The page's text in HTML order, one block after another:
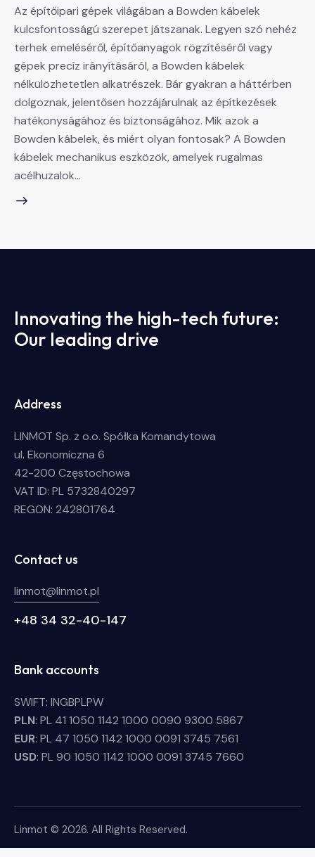
Az építőipari gépek világában a Bowden kábelek
kulcsfontosságú szerepet játszanak. Legyen szó nehéz
terhek emeléséről, építőanyagok rögzítéséről vagy
gépek precíz irányításáról, a Bowden kábelek
nélkülözhetetlen alkatrészek. Bár gyakran a háttérben
dolgoznak, jelentősen hozzájárulnak az építkezések
hatékonyságához és biztonságához. Mik azok a
Bowden kábelek, és miért olyan fontosak? A Bowden
kábelek mechanikus eszközök, amelyek rugalmas
acélhuzalok…
Innovating the high-tech future:
Our leading drive
Address
LINMOT Sp. z o.o. Spółka Komandytowa
ul. Ekonomiczna 6
42-200 Częstochowa
VAT ID: PL 5732840297
REGON: 242801764
Contact us
linmot@linmot.pl
+48 34 32-40-147
Bank accounts
SWIFT: INGBPLPW
PLN: PL 41 1050 1142 1000 0090 9300 5867
EUR: PL 47 1050 1142 1000 0091 3745 7561
USD: PL 90 1050 1142 1000 0091 3745 7660
Linmot © 2026. All Rights Reserved.